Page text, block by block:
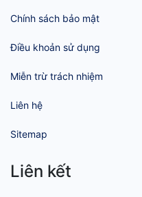
Chính sách bảo mật
Điều khoản sử dụng
Miễn trừ trách nhiệm
Liên hệ
Sitemap
Liên kết